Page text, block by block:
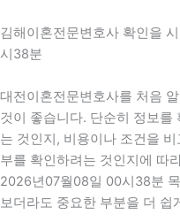
김해이혼전문변호사 확인을
시38분
대전이혼전문변호사를 처음
것이 좋습니다. 단순히 정보를
는 것인지, 비용이나 조건을
부를 확인하려는 것인지에 따
2026년07월08일 00시38분
보더라도 중요한 부분을 더 쉽